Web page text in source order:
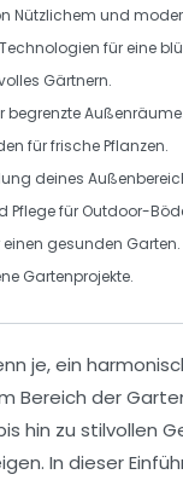
Nützlichem und
für eine
Gärtnern.
begrenzte
für frische Pflanzen.
deines
Pflege für Outdoor-
gesunden Garten.
Gartenprojekte.
je, ein
Bereich der
hin zu stilvollen
In dieser